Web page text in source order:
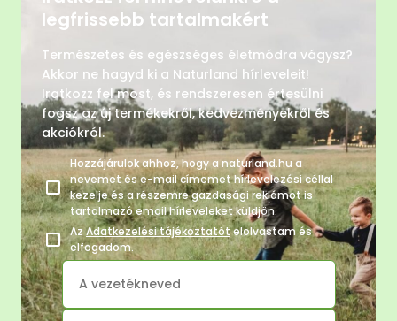
legfrissebb tartalmakért
Természetes és egészséges életmódra vágysz?
Akkor ne hagyd ki a Naturland hírleveleit!
Iratkozz fel most, és rendszeresen értesülni
fogsz az új termékekről, kedvezményekről és
akciókról.
Hozzájárulok ahhoz, hogy a naturland.hu a
nevemet és e-mail címemet hírlevelezési céllal
kezelje és a részemre gazdasági reklámot is
tartalmazó email hírleveleket küldjön.
AzAdatkezelési tájékoztatótelolvastam és
elfogadom.